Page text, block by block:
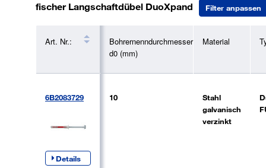
Garderoben
Küchenhängeschränke
Kanthölzer
Metallwinkel
Kabelkanäle
Baustoffe
fischer Langschaftdübel DuoXpand Filter anpassen
Art. Nr.:
Bohrernenndurchmesser
d0 (mm)
Material
6B2083729
Details
10
Stahl
galvanisch
verzinkt